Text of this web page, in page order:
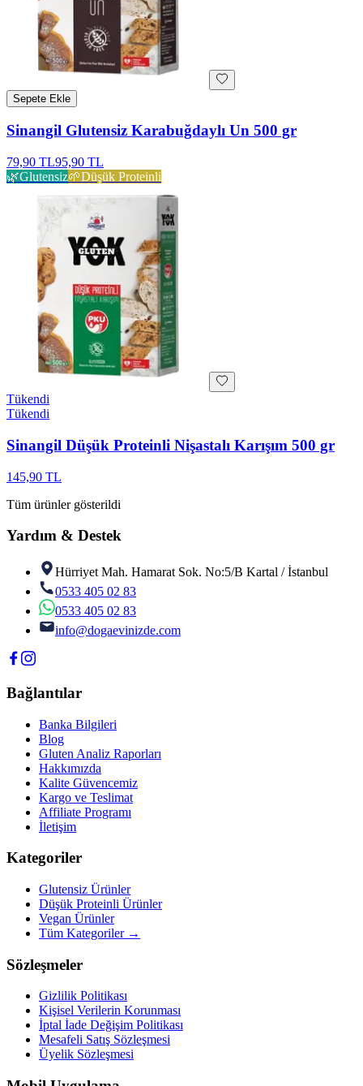
Sepete Ekle
Sinangil Glutensiz Karabuğdaylı Un 500 gr
79,90 TL95,90 TL
🌿Glutensiz🌱Düşük Proteinli
Tükendi
Tükendi
Sinangil Düşük Proteinli Nişastalı Karışım 500 gr
145,90 TL
Tüm ürünler gösterildi
Yardım & Destek
Hürriyet Mah. Hamarat Sok. No:5/B Kartal / İstanbul
0533 405 02 83
0533 405 02 83
info@dogaevinizde.com
Bağlantılar
Banka Bilgileri
Blog
Gluten Analiz Raporları
Hakkımızda
Kalite Güvencemiz
Kargo ve Teslimat
Affiliate Programı
İletişim
Kategoriler
Glutensiz Ürünler
Düşük Proteinli Ürünler
Vegan Ürünler
Tüm Kategoriler →
Sözleşmeler
Gizlilik Politikası
Kişisel Verilerin Korunması
İptal İade Değişim Politikası
Mesafeli Satış Sözleşmesi
Üyelik Sözleşmesi